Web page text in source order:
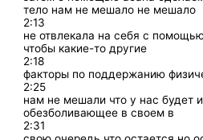
тело нам не мешало не мешало
2:13
не отвлекала на себя с
чтобы какие-то другие
2:18
факторы по поддержанию
2:25
нам не мешали что у нас будет
обезболивающее в своем в
2:31